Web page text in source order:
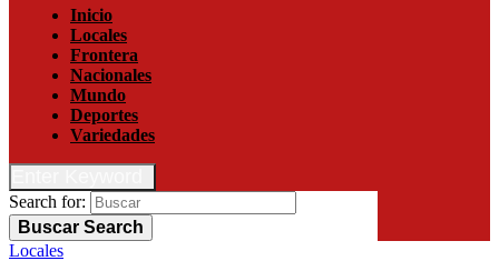
Inicio
Locales
Frontera
Nacionales
Mundo
Deportes
Variedades
Search for:
Buscar Search
Locales